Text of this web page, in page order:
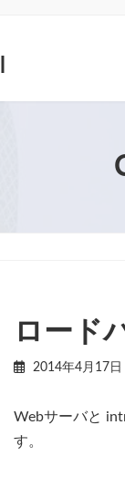
ロード
2014年4月17日
Webサーバと
す。